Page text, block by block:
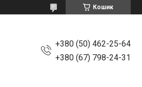
Кошик
+380 (50) 462-25-64
+380 (67) 798-24-31